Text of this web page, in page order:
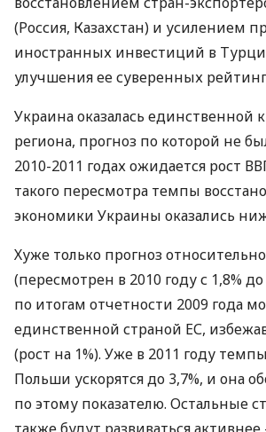
(Россия, Казахстан) и усилением
иностранных инвестиций в
улучшения ее суверенных
Украина оказалась единственной
региона, прогноз по которой не
2010-2011 годах ожидается рост
такого пересмотра темпы
экономики Украины оказались
Хуже только прогноз
(пересмотрен в 2010 году с 1,8% до
по итогам отчетности 2009 года
единственной страной ЕС,
(рост на 1%). Уже в 2011 году
Польши ускорятся до 3,7%, и она
по этому показателю. Остальные